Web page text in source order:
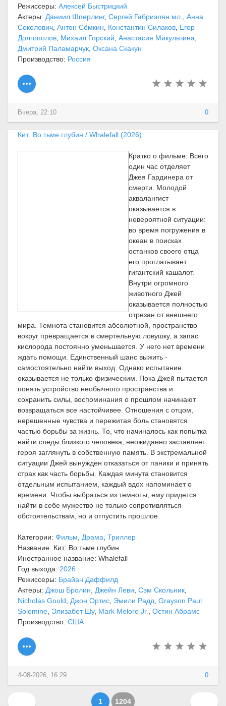
Режиссеры: Алексей Быстрицкий
Актеры: Даниил Шперлинг, Сергей Габриэлян мл.
Анна
Соколович Антон Сёмкин Константин Силаков Егор
Долгополов Михаил Горский Анастасия Микульчина
Дмитрий Паламарчук Оксана Скакун
Производство: Россия
0
Вчера, 22:10
Кит: Во тьме глубин / Whalefall (2026)
Кратко о фильме: Всего
один час отделяет
Джея Гардинера от
смерти. Молодой
аквалангист
оказывается в
невероятной ситуации:
во время погружения в
океан в поисках
останков своего отца
его проглатывает
гигантский кашалот.
Внутри огромного
животного Джей
оказывается полностью
отрезан от внешнего
мира. Темнота становится абсолютной, пространство
вокруг превращается в смертельную ловушку, а запас
кислорода постоянно уменьшается. У него нет времени
ждать помощи. Единственный шанс выжить -
самостоятельно найти выход. Однако испытание
оказывается не только физическим. Пока Джей пытается
понять устройство необычного пространства и
сохранить силы, воспоминания о прошлом начинают
возвращаться все настойчивее. Отношения с отцом,
нерешенные чувства и пережитая боль становятся
частью борьбы за жизнь. То, что начиналось как попытка
найти следы близкого человека, неожиданно заставляет
героя заглянуть в собственную память. В экстремальной
ситуации Джей вынужден отказаться от паники и принять
страх как часть борьбы. Каждая минута становится
отдельным испытанием, каждый вдох напоминает о
времени. Чтобы выбраться из темноты, ему придется
найти в себе мужество не только сопротивляться
обстоятельствам, но и отпустить прошлое.
Категории: Фильм Драма Триллер
Название: Кит: Во тьме глубин
Иностранное название: Whalefall
Год выхода: 2026
Режиссеры: Брайан Даффилд
Актеры: Джош Бролин Джейн Леви Сэм Скольник
Nicholas Gould
Джон Ортис Эмили Радд Grayson Paul
Solomine Элизабет Шу, Mark Meloro Jr.
Остин Абрамс
Производство: США
0
4-08-2026, 16:29
1 1204